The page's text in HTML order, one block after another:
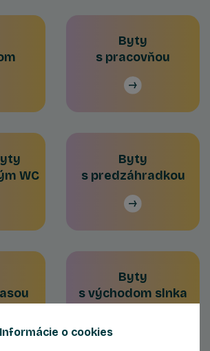
Byty
s pracovňou
WC
Byty
s predzáhradkou
Byty
s východom slnka
Informácie o cookies